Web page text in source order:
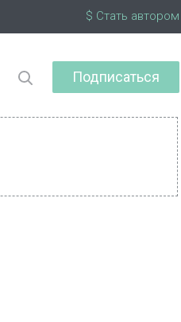
$ Стать автором
Подписаться